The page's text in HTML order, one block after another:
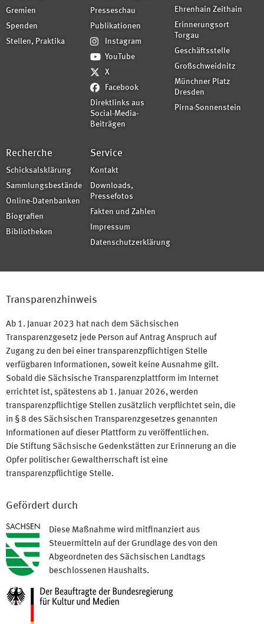
Gremien
Spenden
Stellen, Praktika
Presseschau
Publikationen
Instagram
YouTube
X
Facebook
Direktlinks aus
Social-Media-
Beiträgen
Ehrenhain Zeithain
Erinnerungsort
Torgau
Geschäftsstelle
Großschweidnitz
Münchner Platz
Dresden
Pirna-Sonnenstein
Recherche
Schicksalsklärung
Sammlungsbestände
Online-Datenbanken
Biografien
Bibliotheken
Service
Kontakt
Downloads,
Pressefotos
Fakten und Zahlen
Impressum
Datenschutzerklärung
Transparenzhinweis
Ab 1. Januar 2023 hat nach dem Sächsischen
Transparenzgesetz jede Person auf Antrag Anspruch auf
Zugang zu den bei einer transparenzpflichtigen Stelle
verfügbaren Informationen, soweit keine Ausnahme gilt.
Sobald die Sächsische Transparenzplattform im Internet
errichtet ist, spätestens ab 1. Januar 2026, werden
transparenzpflichtige Stellen zusätzlich verpflichtet sein, die
in § 8 des Sächsischen Transparenzgesetzes genannten
Informationen auf dieser Plattform zu veröffentlichen.
Die Stiftung Sächsische Gedenkstätten zur Erinnerung an die
Opfer politischer Gewaltherrschaft ist eine
transparenzpflichtige Stelle.
Gefördert durch
Diese Maßnahme wird mitfinanziert aus
Steuermitteln auf der Grundlage des von den
Abgeordneten des Sächsischen Landtags
beschlossenen Haushalts.